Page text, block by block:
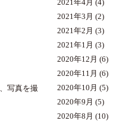
写真を撮
2021年4月 (4)
2021年3月 (2)
2021年2月 (3)
2021年1月 (3)
2020年12月 (6)
2020年11月 (6)
2020年10月 (5)
2020年9月 (5)
2020年8月 (10)